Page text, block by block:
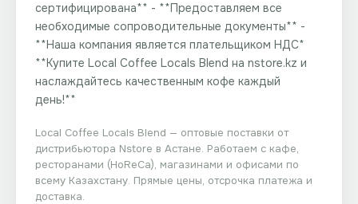
сертифицирована** - **Предоставляем все
необходимые сопроводительные документы** -
**Наша компания является плательщиком НДС**
**Купите Local Coffee Locals Blend на nstore.kz и
наслаждайтесь качественным кофе каждый
день!**
Local Coffee Locals Blend — оптовые поставки от
дистрибьютора Nstore в Астане. Работаем с кафе,
ресторанами (HoReCa), магазинами и офисами по
всему Казахстану. Прямые цены, отсрочка платежа и
доставка.